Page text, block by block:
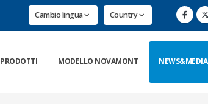
Cambio lingua Country
PRODOTTI MODELLO NOVAMONT NEWS&MEDIA